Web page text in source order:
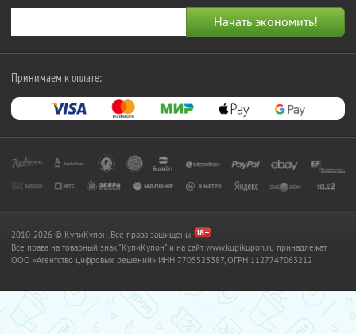
Принимаем к оплате:
2010-2026 © КупиКупон. Все права защищены.
Все права на товарный знак "КупиКупон" и на сайт www.kupikupon.ru принадлежат
OOO «Агентство цифровых решений» ИНН 7705523387, ОГРН 1127747063212